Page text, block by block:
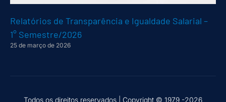
Relatórios de Transparência e Igualdade Salarial –
1° Semestre/2026
25 de março de 2026
Todos os direitos reservados | Copyright © 1979 -2026